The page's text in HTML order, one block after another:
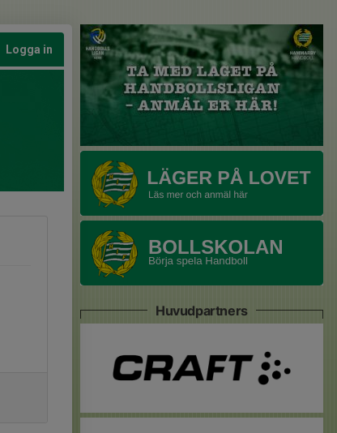
Logga in
Huvudpartners